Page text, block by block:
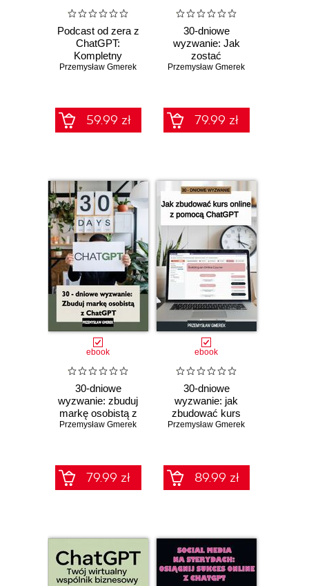
Podcast od zera z
ChatGPT:
Kompletny
przewodnik krok
Przemysław Gmerek
59.99 zł
30-dniowe
wyzwanie: Jak
zostać
influencerem z
Przemysław Gmerek
79.99 zł
ebook
30-dniowe
wyzwanie: zbuduj
markę osobistą z
ChatGPT
Przemysław Gmerek
79.99 zł
ebook
30-dniowe
wyzwanie: jak
zbudować kurs
online z pomocą
Przemysław Gmerek
89.99 zł